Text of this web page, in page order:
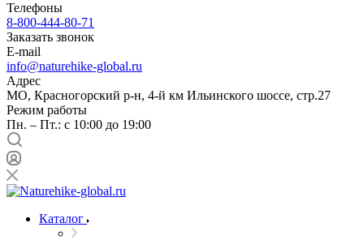
Телефоны
8-800-444-80-71
Заказать звонок
E-mail
info@naturehike-global.ru
Адрес
МО, Красногорский р-н, 4-й км Ильинского шоссе, стр.27
Режим работы
Пн. – Пт.: с 10:00 до 19:00
Каталог